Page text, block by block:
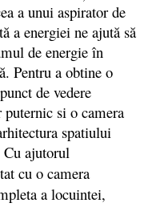
a unui aspirator de
a energiei ne ajută să
de energie în
Pentru a obtine o
de vedere
puternic si o camera
spatiului
Cu ajutorul
cu o camera
a locuintei,